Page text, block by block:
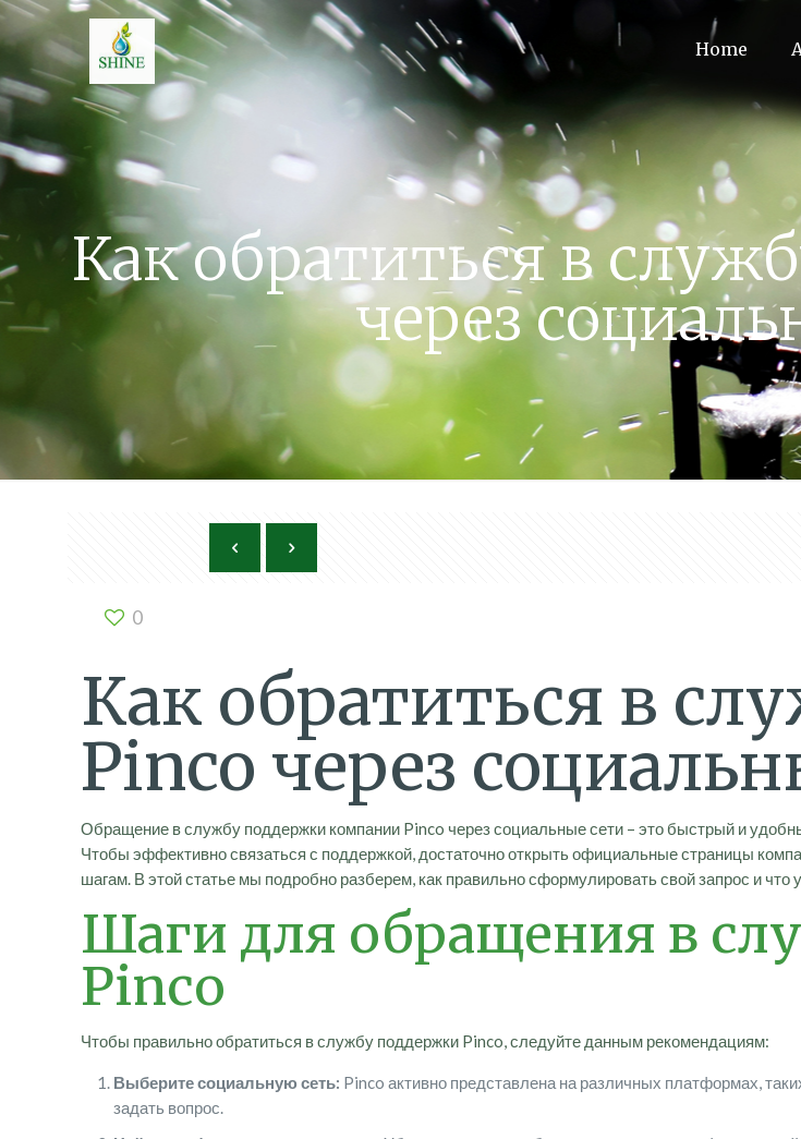
Home
Как обратиться в
через
0
Как обратиться в
Pinco через
Обращение в службу поддержки компании Pinco через социальные сети – это быстрый и
Чтобы эффективно связаться с поддержкой, достаточно открыть официальные страницы
шагам. В этой статье мы подробно разберем, как правильно сформулировать свой запрос и
Шаги для обращения в
Pinco
Чтобы правильно обратиться в службу поддержки Pinco, следуйте данным рекомендациям:
Выберите социальную сеть: Pinco активно представлена на различных платформах,
задать вопрос.